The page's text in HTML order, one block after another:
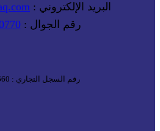
البريد الإلكتروني :
رقم الجوال :
رقم السجل التجاري : 1010794660